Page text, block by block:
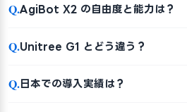
Q.AgiBot X2 の自由度と能力は？
Q.Unitree G1 とどう違う？
Q.日本での導入実績は？